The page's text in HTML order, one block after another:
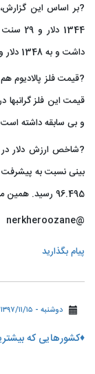
?بر اساس این
داشت و به 1348 دلار و 30 سنت رسید.
قیمت این فلز
و بی سابقه داشته است.
?شاخص ارزش دلار در
بینی نسبت به
96.495 رسید. همین مسئله در رشد
@nerkheroozane
پیام بگذارید
دوشنبه - ۱۳۹۷/۱۱/۱۵ - ۱۳:۱۳
♦️کشورهایی که